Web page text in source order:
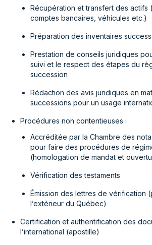
Récupération et transfert des actifs
comptes bancaires, véhicules etc.)
Préparation des inventaires
Prestation de conseils juridiques
suivi et le respect des étapes du
succession
Rédaction des avis juridiques en
successions pour un usage
Procédures non contentieuses :
Accréditée par la Chambre des
pour faire des procédures de
(homologation de mandat et
Vérification des testaments
Émission des lettres de vérification
l’extérieur du Québec)
Certification et authentification des
l’international (apostille)